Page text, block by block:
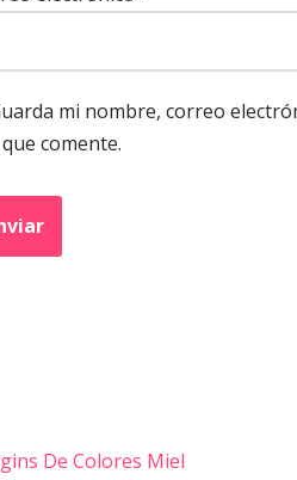
mi nombre, correo
comente.